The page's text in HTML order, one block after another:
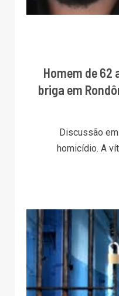
Homem de
briga em
Discussão
homicídio. A